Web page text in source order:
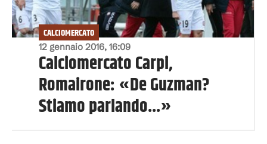
12 gennaio 2016, 16:09
CALCIOMERCATO
Calciomercato Carpi,
Romairone: «De Guzman?
Stiamo parlando...»